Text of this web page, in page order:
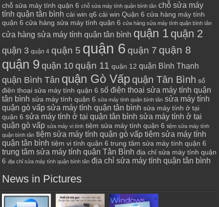
chỗ sửa máy tính quận 6 chỗ sửa máy tính quận bình tân chỗ sửa máy
tính quận tân bình cài win q6 cài win Quận 6 cửa hàng máy tính
quận 6 cửa hàng sửa máy tính quận 6 cửa hàng sửa máy tính quận bình tân
cửa hàng sửa máy tính quận tân bình quận 1 quận 2
quận 3 quận 4 quận 5 quận 6 quận 7 quận 8
quận 9 quận 10 quận 11 quận 12 quận Bình Thạnh
quận Bình Tân quận Gò Vấp quận Tân Bình số
điện thoại sửa máy tính quận 6 số điện thoại sửa máy tính quận
tân bình sửa máy tính quận 6 sửa máy tính quận bình tân sửa máy tính
quận gò vấp sửa máy tính quận tân bình sửa máy tính ở tại
quận 6 sửa máy tính ở tại quận tân bình sửa máy tính ở tại
quận gò vấp sửa máy vi tính tiệm sửa máy tính quận 6 tiệm sửa máy tính
quận bình tân tiệm sửa máy tính quận gò vấp tiệm sửa máy tính
quận tân bình tiệm vi tính quận 6 trung tâm sửa máy tính quận 6
trung tâm sửa máy tính quận Tân Bình địa chỉ sửa máy tính quận
6 địa chỉ sửa máy tính quận bình tân địa chỉ sửa máy tính quận tân bình
News in Pictures